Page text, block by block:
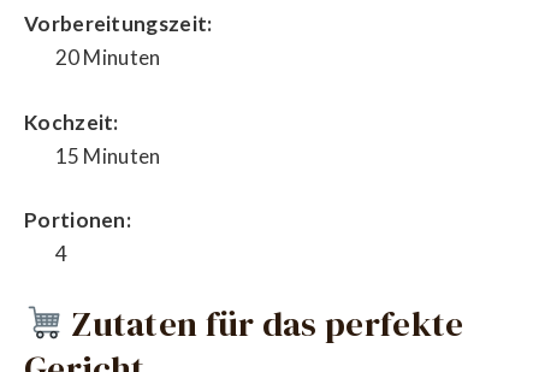
Vorbereitungszeit:
20 Minuten
Kochzeit:
15 Minuten
Portionen:
4
Zutaten für das perfekte